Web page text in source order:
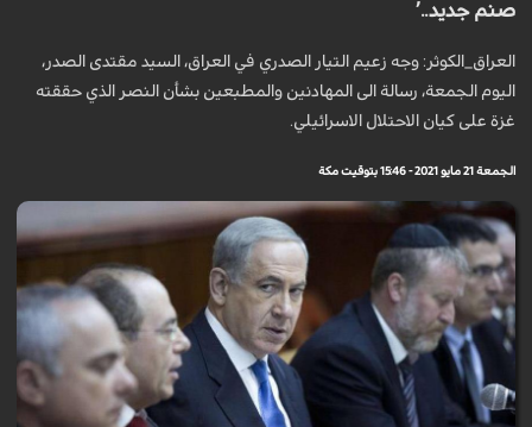
صنم جديد..’
العراق_الكوثر: وجه زعيم التيار الصدري في العراق، السيد مقتدى الصدر،
اليوم الجمعة، رسالة الى المهادنين والمطبعين بشأن النصر الذي حققته
غزة على كيان الاحتلال الاسرائيلي.
الجمعة 21 مايو 2021 - 15:46 بتوقيت مكة